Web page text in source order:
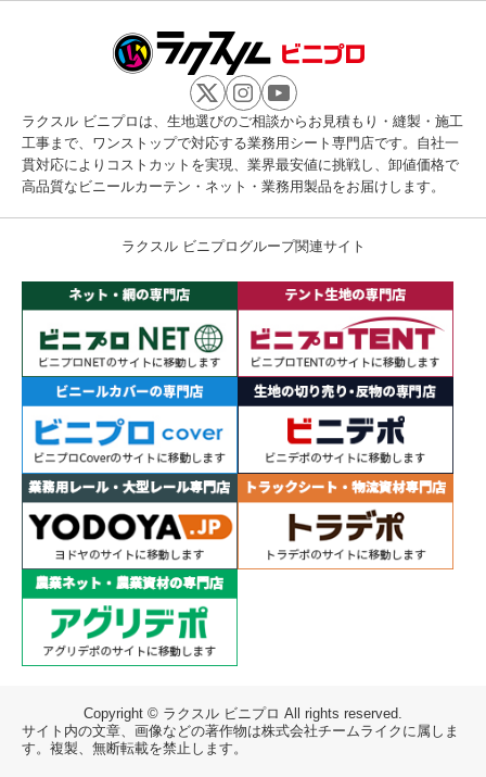
ラクスル ビニプロは、生地選びのご相談からお見積もり・縫製・施工
工事まで、ワンストップで対応する業務用シート専門店です。自社一
貫対応によりコストカットを実現、業界最安値に挑戦し、卸値価格で
高品質なビニールカーテン・ネット・業務用製品をお届けします。
ラクスル ビニプログループ関連サイト
Copyright © ラクスル ビニプロ All rights reserved.
サイト内の文章、画像などの著作物は株式会社チームライクに属しま
す。複製、無断転載を禁止します。